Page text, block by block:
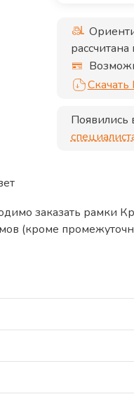
Появились
заказать рамки
(кроме